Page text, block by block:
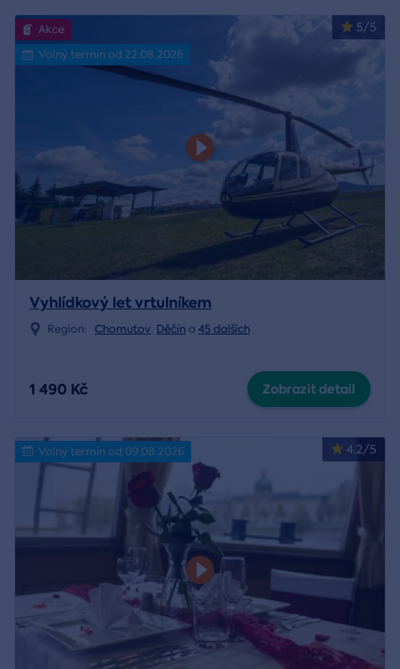
5/5
Akce
Volný termín od 22.08.2026
Vyhlídkový let vrtulníkem
Region: Chomutov, Děčín a 45 dalších
1 490 Kč Zobrazit detail
4.2/5
Volný termín od 09.08.2026